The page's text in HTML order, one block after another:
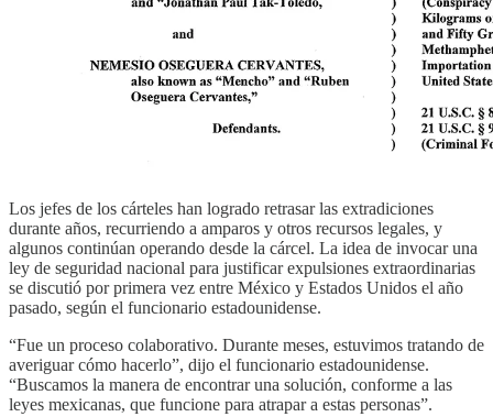
Los jefes de los cárteles han logrado retrasar las extradiciones
durante años, recurriendo a amparos y otros recursos legales, y
algunos continúan operando desde la cárcel. La idea de invocar una
ley de seguridad nacional para justificar expulsiones extraordinarias
se discutió por primera vez entre México y Estados Unidos el año
pasado, según el funcionario estadounidense.
“Fue un proceso colaborativo. Durante meses, estuvimos tratando de
averiguar cómo hacerlo”, dijo el funcionario estadounidense.
“Buscamos la manera de encontrar una solución, conforme a las
leyes mexicanas, que funcione para atrapar a estas personas”.